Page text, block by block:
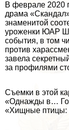
В феврале 2020
драма
знаменитой
уроженки ЮАР
события, в том
против
завела
за профилями
Съемки в этой
«Однажды в…
«Хищные птицы: